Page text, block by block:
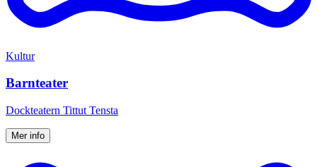
Kultur
Barnteater
Dockteatern Tittut Tensta
Mer info